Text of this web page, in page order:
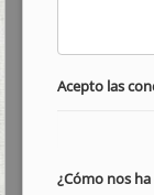
Acepto las
¿Cómo nos